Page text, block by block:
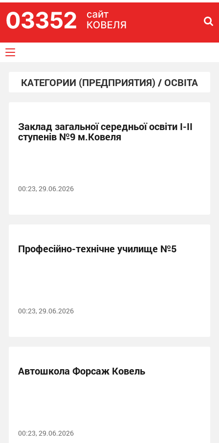
КАТЕГОРИИ (ПРЕДПРИЯТИЯ) / ОСВІТА
Заклад загальної середньої освіти І-ІІ
ступенів №9 м.Ковеля
00:23, 29.06.2026
Професійно-технічне училище №5
00:23, 29.06.2026
Автошкола Форсаж Ковель
00:23, 29.06.2026